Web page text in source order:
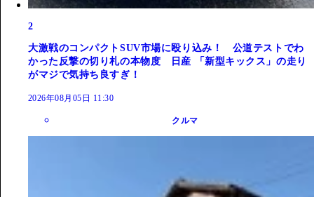
2
大激戦のコンパクトSUV市場に殴り込み！ 公道テストでわ
かった反撃の切り札の本物度 日産 「新型キックス」の走り
がマジで気持ち良すぎ！
2026年08月05日 11:30
クルマ